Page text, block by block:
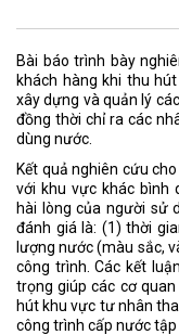
Bài báo trình bày
khách hàng khi thu
xây dựng và quản lý
đồng thời chỉ ra các
dùng nước.
Kết quả nghiên cứu
với khu vực khác bình
hài lòng của người sử
đánh giá là: (1) thời
lượng nước (màu sắc,
công trình. Các kết
trọng giúp các cơ
hút khu vực tư nhân
công trình cấp nước